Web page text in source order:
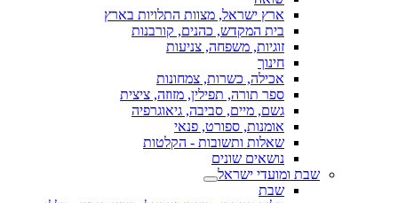
ארץ ישראל, מצוות התלויות בארץ
בית המקדש, כהנים, קורבנות
זוגיות, משפחה, צניעות
חינוך
אכילה, כשרות, צמחונות
ספר תורה, תפילין, מזוזה, ציצית
גשם, מיים, סביבה, גיאוגרפיה
אומנות, ספורט, פנאי
שאלות ותשובות - הקלטות
נושאים שונים
שבת ומועדי ישראל
שבת